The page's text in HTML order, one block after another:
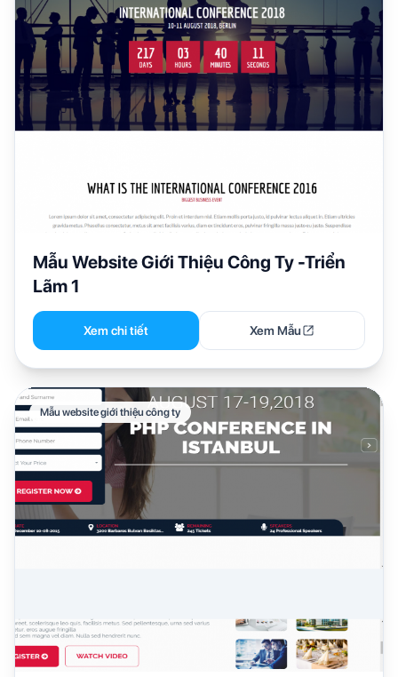
Mẫu Website Giới Thiệu Công Ty -Triển
Lãm 1
Xem chi tiết Xem Mẫu
Mẫu website giới thiệu công ty